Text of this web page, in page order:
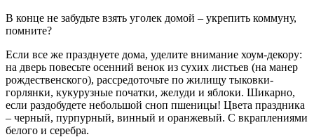
В конце не забудьте взять уголек домой – укрепить коммуну,
помните?
Если все же празднуете дома, уделите внимание хоум-декору:
на дверь повесьте осенний венок из сухих листьев (на манер
рождественского), рассредоточьте по жилищу тыковки-
горлянки, кукурузные початки, желуди и яблоки. Шикарно,
если раздобудете небольшой сноп пшеницы! Цвета праздника
– черный, пурпурный, винный и оранжевый. С вкраплениями
белого и серебра.